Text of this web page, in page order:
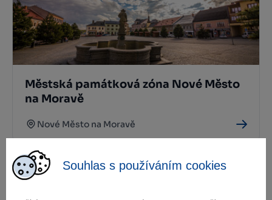
Souhlas s používáním cookies
Městská památková zóna Nové Město
na Moravě
Nové Město na Moravě